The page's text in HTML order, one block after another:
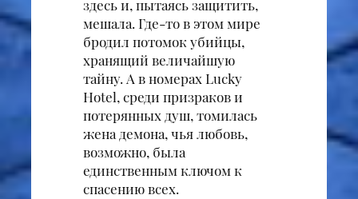
здесь и, пытаясь защитить,
мешала. Где-то в этом мире
бродил потомок убийцы,
хранящий величайшую
тайну. А в номерах Lucky
Hotel, среди призраков и
потерянных душ, томилась
жена демона, чья любовь,
возможно, была
единственным ключом к
спасению всех.